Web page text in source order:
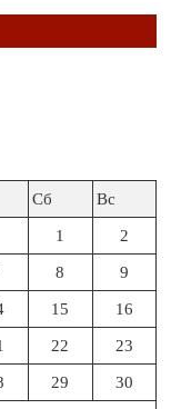
Сб Вс
1 2
8 9
15 16
22 23
29 30